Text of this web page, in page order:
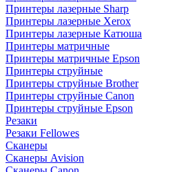
Принтеры лазерные Sharp
Принтеры лазерные Xerox
Принтеры лазерные Катюша
Принтеры матричные
Принтеры матричные Epson
Принтеры струйные
Принтеры струйные Brother
Принтеры струйные Canon
Принтеры струйные Epson
Резаки
Резаки Fellowes
Сканеры
Сканеры Avision